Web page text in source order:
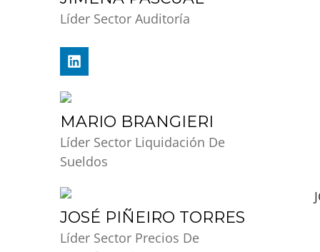
Líder Sector Auditoría
MARIO BRANGIERI
Líder Sector Liquidación De
Sueldos
JOSÉ PIÑEIRO TORRES
Líder Sector Precios De